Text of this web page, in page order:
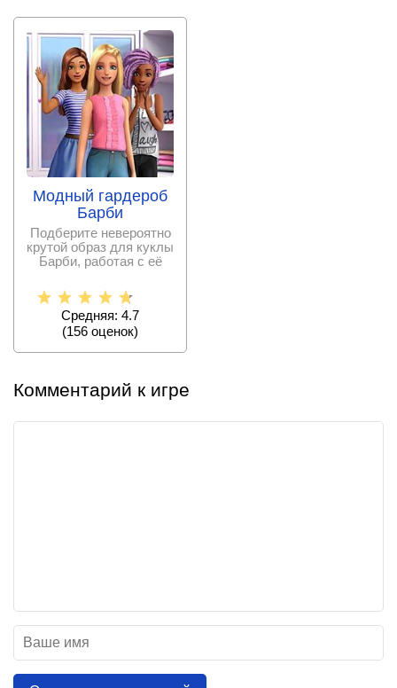
Модный гардероб
Барби
Подберите невероятно
крутой образ для куклы
Барби, работая с её
Средняя: 4.7
(156 оценок)
Комментарий к игре